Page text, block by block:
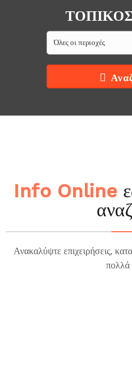
Info Online
Ανακαλύψτε επιχειρήσεις,
πολλά